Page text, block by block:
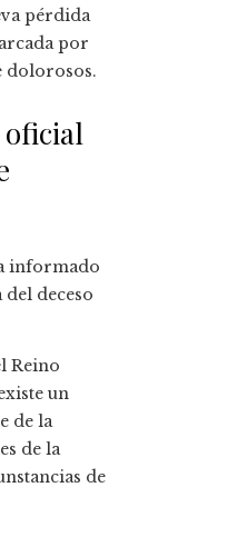
pérdida
por
dolorosos.
informado
del deceso
Reino
un
de la
de la
de